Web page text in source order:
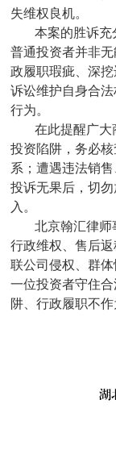
失维权良机。
本案的胜诉充
普通投资者并非
政履职瑕疵、深
诉讼维护自身合
行为。
在此提醒广大
投资陷阱，务必
系；遭遇违法销
投诉无果后，切
入。
北京翰汇律师
行政维权、售后
联公司侵权、群
一位投资者守住
阱、行政履职不